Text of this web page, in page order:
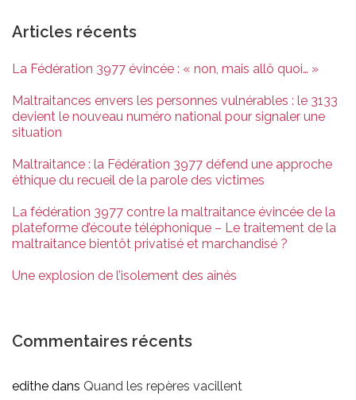
Articles récents
La Fédération 3977 évincée : « non, mais allô quoi… »
Maltraitances envers les personnes vulnérables : le 3133
devient le nouveau numéro national pour signaler une
situation
Maltraitance : la Fédération 3977 défend une approche
éthique du recueil de la parole des victimes
La fédération 3977 contre la maltraitance évincée de la
plateforme d’écoute téléphonique – Le traitement de la
maltraitance bientôt privatisé et marchandisé ?
Une explosion de l’isolement des aînés
Commentaires récents
edithe dans Quand les repères vacillent